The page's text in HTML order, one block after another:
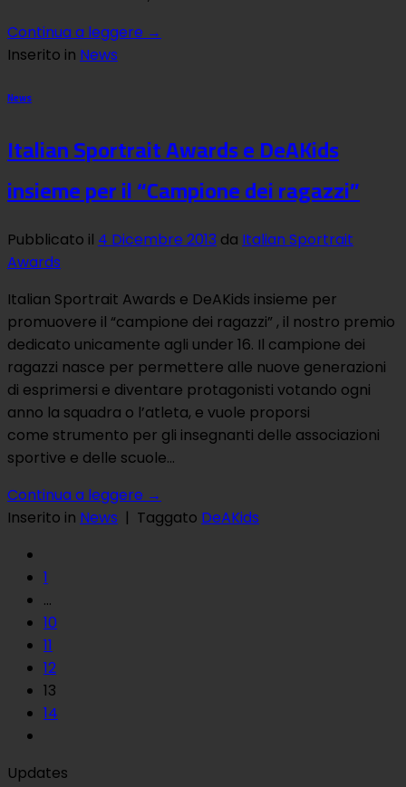
Continua a leggere →
Inserito in News
News
Italian Sportrait Awards e DeAKids
insieme per il “Campione dei ragazzi”
Pubblicato il 4 Dicembre 2013 da Italian Sportrait
Awards
Italian Sportrait Awards e DeAKids insieme per
promuovere il “campione dei ragazzi” , il nostro premio
dedicato unicamente agli under 16. Il campione dei
ragazzi nasce per permettere alle nuove generazioni
di esprimersi e diventare protagonisti votando ogni
anno la squadra o l’atleta, e vuole proporsi
come strumento per gli insegnanti delle associazioni
sportive e delle scuole…
Continua a leggere →
Inserito in News | Taggato DeAKids
1
…
10
11
12
13
14
Updates